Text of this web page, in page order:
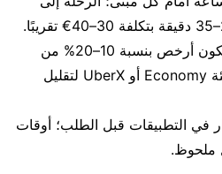
: قد تكون أرخص بنسبة 10–20% من
التاكسي التقليدي؛ اختر فئة Economy أو UberX لتقليل
في التطبيقات قبل الطلب؛ أوقات
ملحوظ.